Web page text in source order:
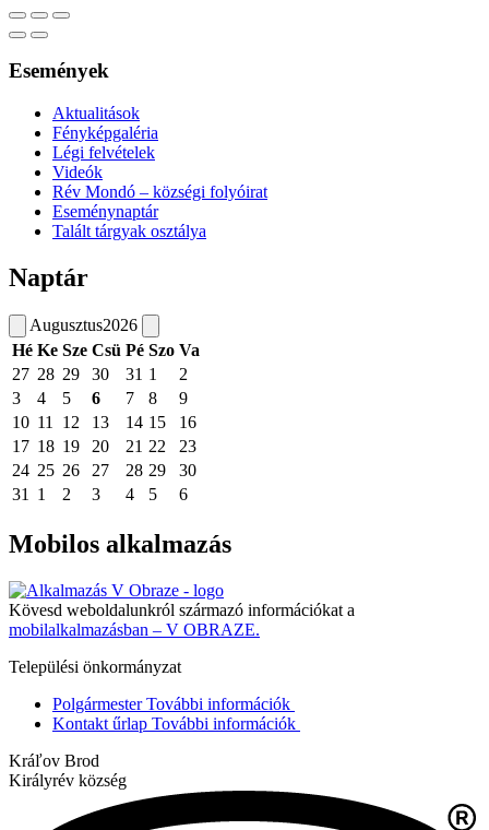
Események
Aktualitások
Fényképgaléria
Légi felvételek
Videók
Rév Mondó – községi folyóirat
Eseménynaptár
Talált tárgyak osztálya
Naptár
Augusztus2026
Hé Ke Sze Csü Pé Szo Va
27 28 29 30 31 1
2
3
4 5 6 7 8
9
10 11 12 13 14 15
16
17 18 19 20 21 22
23
24 25 26 27 28 29
30
31
1 2 3 4 5 6
Mobilos alkalmazás
Kövesd weboldalunkról származó információkat a
mobilalkalmazásban – V OBRAZE.
Települési önkormányzat
Polgármester További információk
Kontakt űrlap További információk
Kráľov Brod
Királyrév község